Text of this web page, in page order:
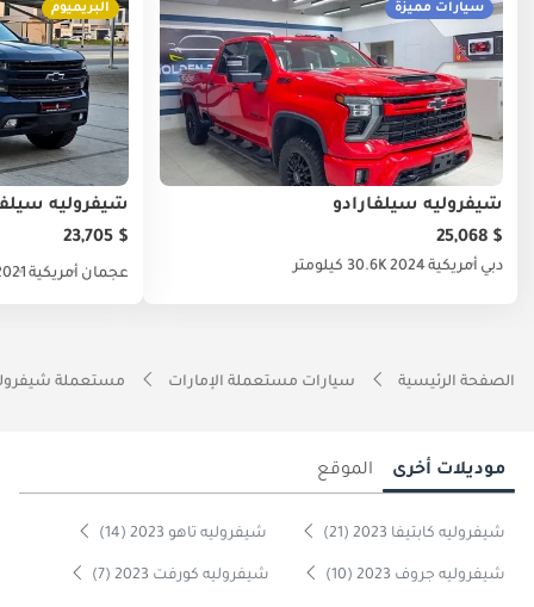
سيارات مميزة
شيفروليه سيلفارادو
$ 25,068
دبي أمريكية202430.6K كيلومتر
البريميوم
شيفروليه
$ 23,705
عجمان أمريكية
الصفحة الرئيسية سيارات مستعملة الإمارات مستعملة
موديلات أخرى الموقع
شيفروليه كابتيفا 2023 (21) شيفروليه تاهو 2023 (14)
شيفروليه جروف 2023 (10) شيفروليه كورفت 2023 (7)